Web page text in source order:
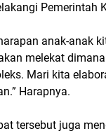
Pemerintah
anak-anak
melekat
Mari kita
Harapnya.
tersebut juga